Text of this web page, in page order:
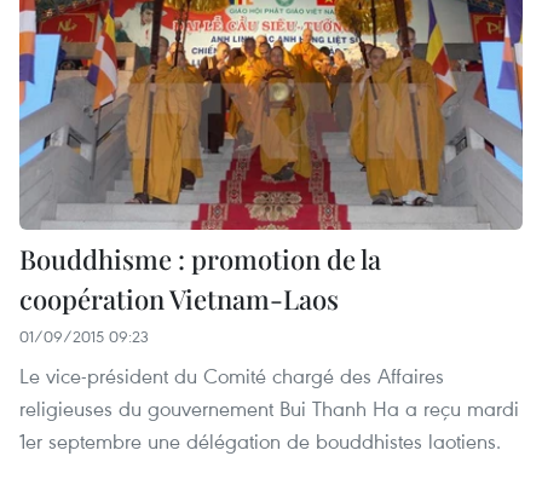
Bouddhisme : promotion de la
coopération Vietnam-Laos
01/09/2015 09:23
Le ​vice-président du Comité chargé des Affaires
religieuses du gouvernement Bui Thanh Ha a reçu mardi
1er septembre une délégation de bouddhistes laotiens.